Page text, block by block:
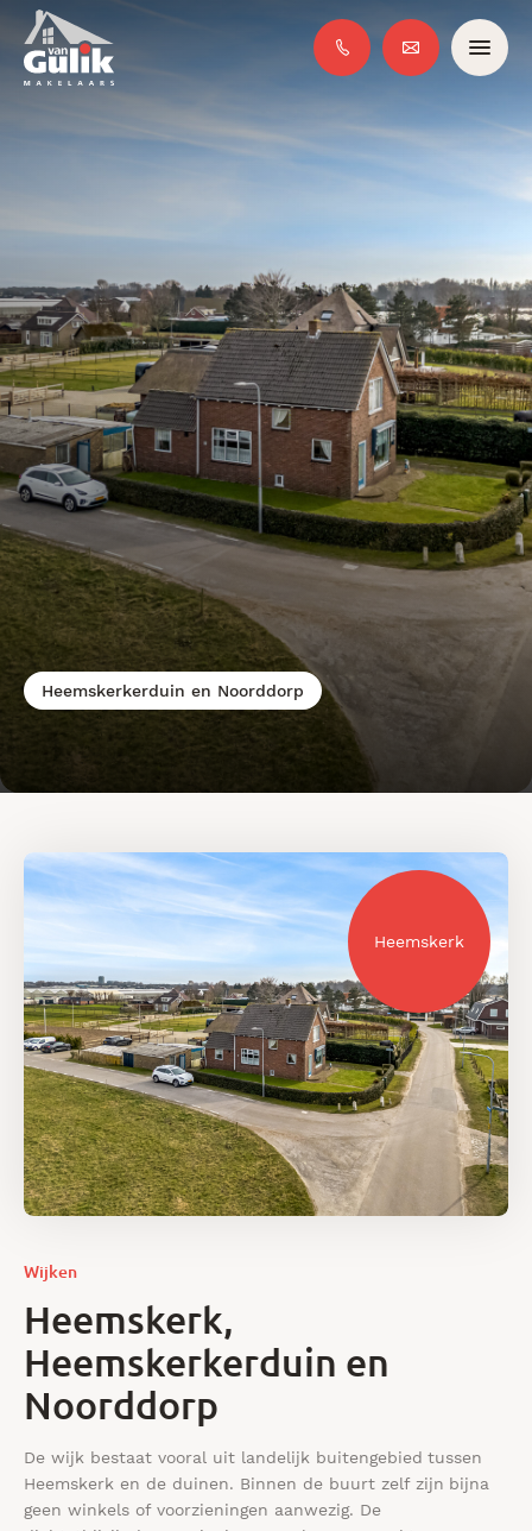
Heemskerkerduin en Noorddorp
Heemskerk
Wijken
Heemskerk,
Heemskerkerduin en
Noorddorp
De wijk bestaat vooral uit landelijk buitengebied tussen
Heemskerk en de duinen. Binnen de buurt zelf zijn bijna
geen winkels of voorzieningen aanwezig. De